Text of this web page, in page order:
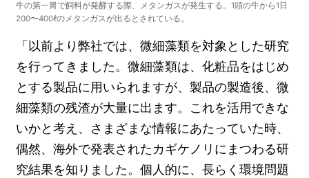
牛の第一胃で飼料が発酵する際、メタンガスが発生する。1頭の牛から1日
200〜400ℓのメタンガスが出るとされている。
「以前より弊社では、微細藻類を対象とした研究
を行ってきました。微細藻類は、化粧品をはじめ
とする製品に用いられますが、製品の製造後、微
細藻類の残渣が大量に出ます。これを活用できな
いかと考え、さまざまな情報にあたっていた時、
偶然、海外で発表されたカギケノリにまつわる研
究結果を知りました。個人的に、長らく環境問題